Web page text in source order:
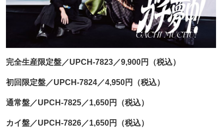
完全生産限定盤／UPCH-7823／9,900円（税込）
初回限定盤／UPCH-7824／4,950円（税込）
通常盤／UPCH-7825／1,650円（税込）
カイ盤／UPCH-7826／1,650円（税込）